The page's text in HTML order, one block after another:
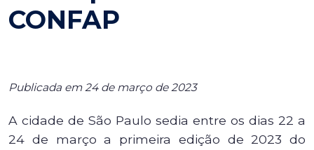
CONFAP
Publicada em 24 de março de 2023
A cidade de São Paulo sedia entre os dias 22 a
24 de março a primeira edição de 2023 do